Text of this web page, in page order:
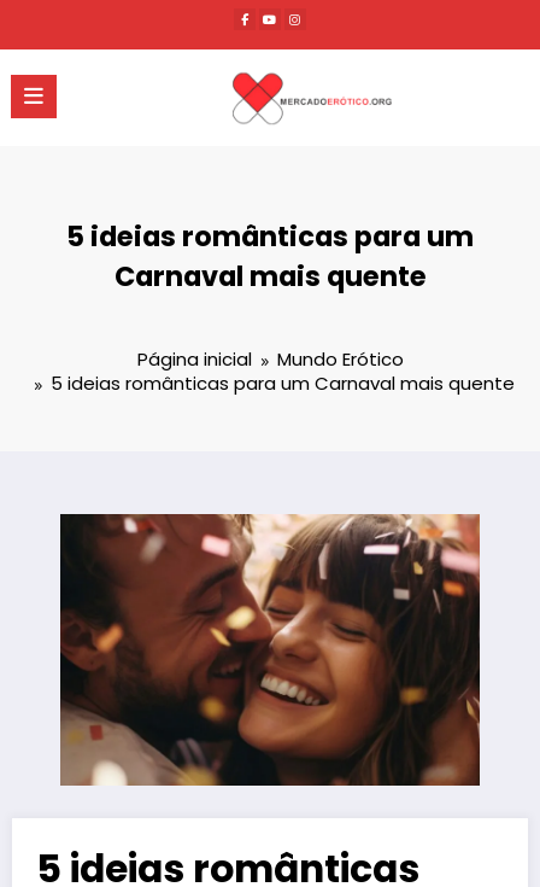
o
conteúdo
5 ideias românticas para um
Carnaval mais quente
Página inicial
Mundo Erótico
5 ideias românticas para um Carnaval mais quente
5 ideias românticas